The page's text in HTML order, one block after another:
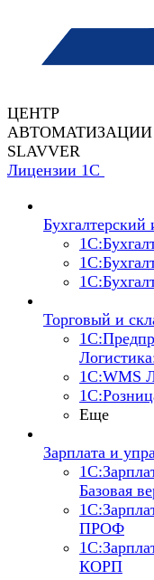
ЦЕНТР
АВТОМАТИЗАЦИИ
SLAVVER
Лицензии 1С
Торговый и
1С:WMS
Еще
Зарплата и
Базовая
ПРОФ
КОРП